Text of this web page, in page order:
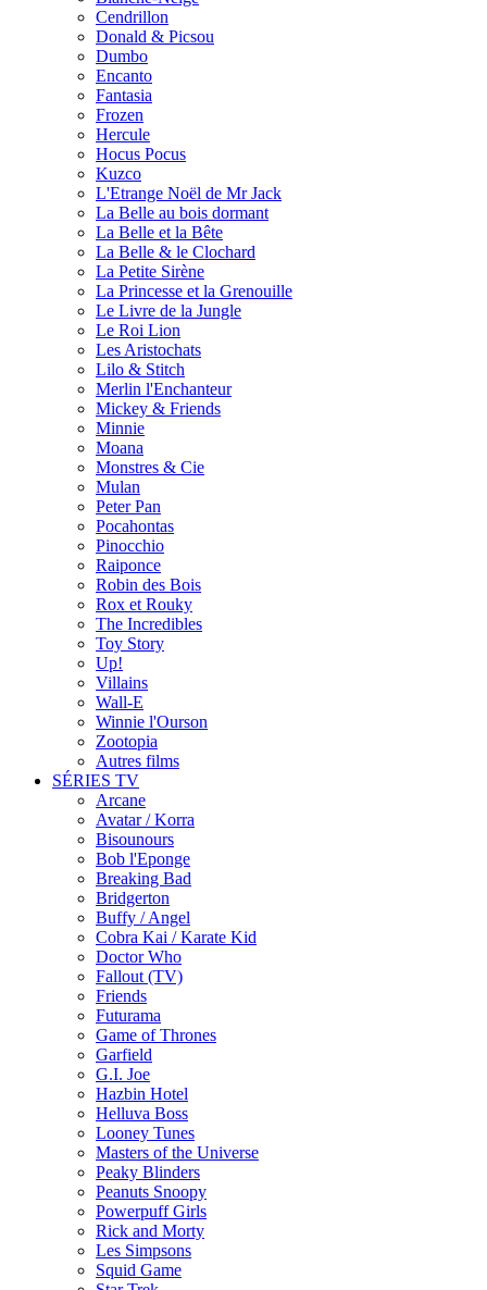
Cendrillon
Donald & Picsou
Dumbo
Encanto
Fantasia
Frozen
Hercule
Hocus Pocus
Kuzco
L'Etrange Noël de Mr Jack
La Belle au bois dormant
La Belle et la Bête
La Belle & le Clochard
La Petite Sirène
La Princesse et la Grenouille
Le Livre de la Jungle
Le Roi Lion
Les Aristochats
Lilo & Stitch
Merlin l'Enchanteur
Mickey & Friends
Minnie
Moana
Monstres & Cie
Mulan
Peter Pan
Pocahontas
Pinocchio
Raiponce
Robin des Bois
Rox et Rouky
The Incredibles
Toy Story
Up!
Villains
Wall-E
Winnie l'Ourson
Zootopia
Autres films
SÉRIES TV
Arcane
Avatar / Korra
Bisounours
Bob l'Eponge
Breaking Bad
Bridgerton
Buffy / Angel
Cobra Kai / Karate Kid
Doctor Who
Fallout (TV)
Friends
Futurama
Game of Thrones
Garfield
G.I. Joe
Hazbin Hotel
Helluva Boss
Looney Tunes
Masters of the Universe
Peaky Blinders
Peanuts Snoopy
Powerpuff Girls
Rick and Morty
Les Simpsons
Squid Game